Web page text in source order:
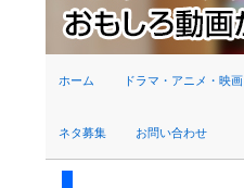
ホーム ドラマ・アニメ・映画
ネタ募集 お問い合わせ